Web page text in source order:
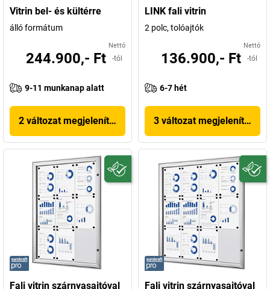
Vitrin bel- és kültérre
álló formátum
Nettó
244.900,- Ft -tól
9-11 munkanap alatt
2 változat megjelenítése
LINK fali vitrin
2 polc, tolóajtók
Nettó
136.900,- Ft -tól
6-7 hét
3 változat megjelenítése
Fali vitrin szárnyasajtóval Fali vitrin szárnyasajtóval